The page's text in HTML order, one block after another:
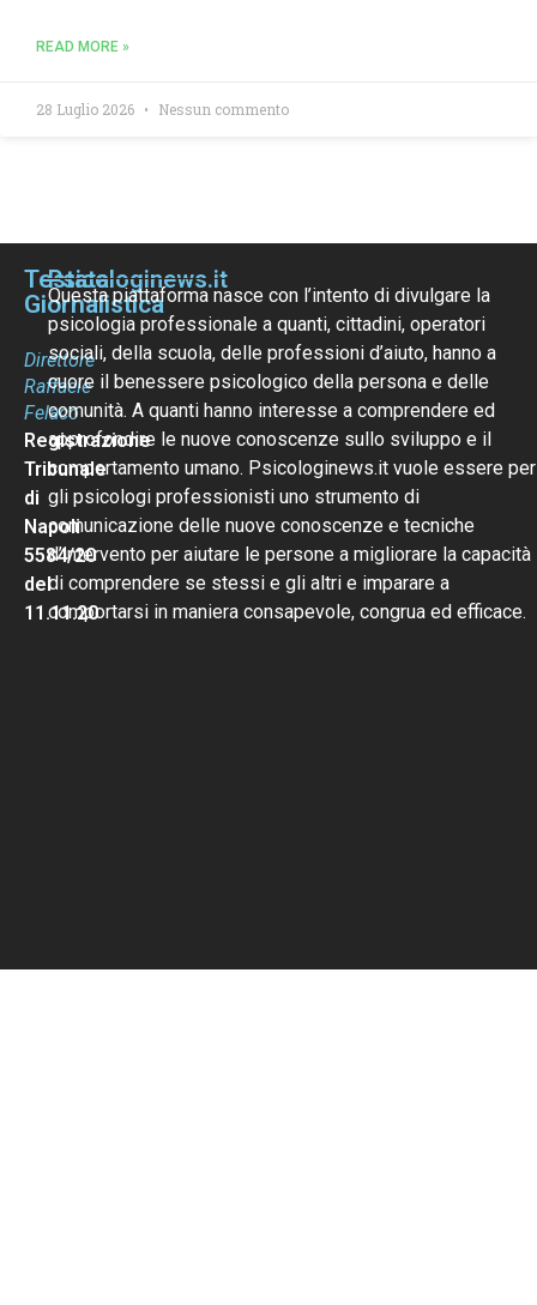
READ MORE »
28 Luglio 2026 Nessun commento
Testata
Giornalistica
Direttore
Raffaele
Felaco
Registrazione
Tribunale
di
Napoli
5584/20
del
11.11.20
Psicologinews.it
Questa piattaforma nasce con l’intento di divulgare la
psicologia professionale a quanti, cittadini, operatori
sociali, della scuola, delle professioni d’aiuto, hanno a
cuore il benessere psicologico della persona e delle
comunità. A quanti hanno interesse a comprendere ed
approfondire le nuove conoscenze sullo sviluppo e il
comportamento umano. Psicologinews.it vuole essere per
gli psicologi professionisti uno strumento di
comunicazione delle nuove conoscenze e tecniche
d’intervento per aiutare le persone a migliorare la capacità
di comprendere se stessi e gli altri e imparare a
comportarsi in maniera consapevole, congrua ed efficace.